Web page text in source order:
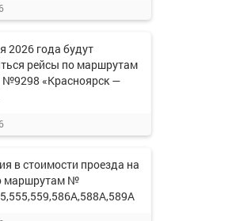
2026 года будут
рейсы по маршрутам
«Красноярск —
в стоимости проезда на
маршрутам №